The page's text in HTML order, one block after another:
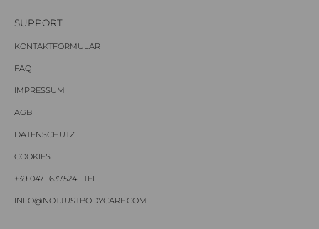
SUPPORT
KONTAKTFORMULAR
FAQ
IMPRESSUM
AGB
DATENSCHUTZ
COOKIES
+39 0471 637524 | TEL
INFO@NOTJUSTBODYCARE.COM